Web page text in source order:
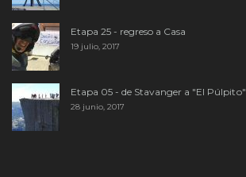
Etapa 25 - regreso a Casa
19 julio, 2017
Etapa 05 - de Stavanger a "El Púlpito"
28 junio, 2017